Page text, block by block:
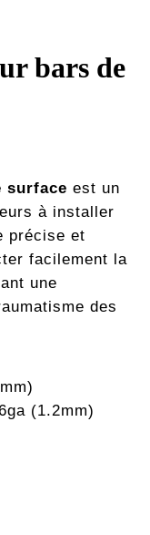
bars de
surface est un
à installer
précise et
facilement la
une
des
(1.2mm)